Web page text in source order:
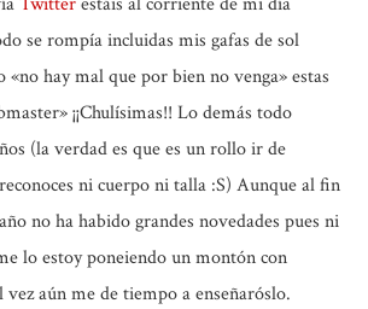
se rompía incluidas mis gafas de sol
«no hay mal que por bien no venga»estas
¡¡Chulísimas!! Lo demás todo
(la verdad es que es un rollo ir de
ni cuerpo ni talla :S) Aunque al fin
no ha habido grandes novedades pues ni
lo estoy poneiendo un montón con
vez aún me de tiempo a enseñaróslo.